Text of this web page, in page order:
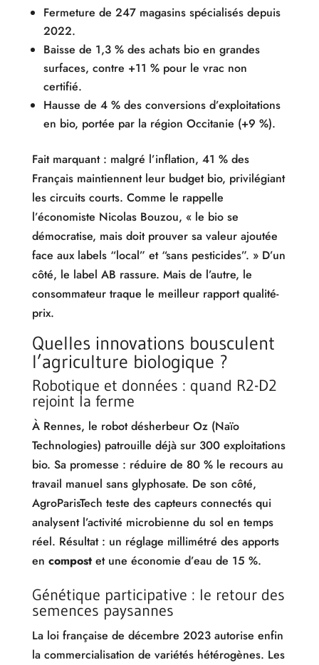
Fermeture de 247 magasins spécialisés depuis
2022.
Baisse de 1,3 % des achats bio en grandes
surfaces, contre +11 % pour le vrac non
certifié.
Hausse de 4 % des conversions d’exploitations
en bio, portée par la région Occitanie (+9 %).
Fait marquant : malgré l’inflation, 41 % des
Français maintiennent leur budget bio, privilégiant
les circuits courts. Comme le rappelle
l’économiste Nicolas Bouzou, « le bio se
démocratise, mais doit prouver sa valeur ajoutée
face aux labels “local” et “sans pesticides”. » D’un
côté, le label AB rassure. Mais de l’autre, le
consommateur traque le meilleur rapport qualité-
prix.
Quelles innovations bousculent
l’agriculture biologique ?
Robotique et données : quand R2-D2
rejoint la ferme
À Rennes, le robot désherbeur Oz (Naïo
Technologies) patrouille déjà sur 300 exploitations
bio. Sa promesse : réduire de 80 % le recours au
travail manuel sans glyphosate. De son côté,
AgroParisTech teste des capteurs connectés qui
analysent l’activité microbienne du sol en temps
réel. Résultat : un réglage millimétré des apports
en compostet une économie d’eau de 15 %.
Génétique participative : le retour des
semences paysannes
La loi française de décembre 2023 autorise enfin
la commercialisation de variétés hétérogènes. Les